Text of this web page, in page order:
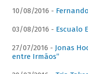
10/08/2016 -
03/08/2016 - Escualo
27/07/2016 - Jonas
entre Irmãos”